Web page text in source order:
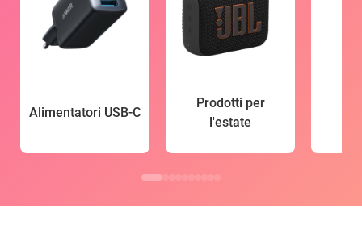
Alimentatori USB-C
Prodotti per
l'estate